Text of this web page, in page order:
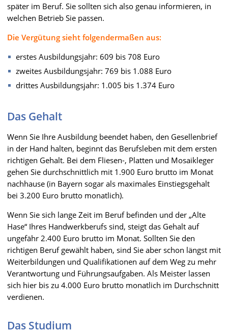
später im Beruf. Sie sollten sich also genau informieren, in
welchen Betrieb Sie passen.
Die Vergütung sieht folgendermaßen aus:
erstes Ausbildungsjahr: 609 bis 708 Euro
zweites Ausbildungsjahr: 769 bis 1.088 Euro
drittes Ausbildungsjahr: 1.005 bis 1.374 Euro
Das Gehalt
Wenn Sie Ihre Ausbildung beendet haben, den Gesellenbrief
in der Hand halten, beginnt das Berufsleben mit dem ersten
richtigen Gehalt. Bei dem Fliesen-, Platten und Mosaikleger
gehen Sie durchschnittlich mit 1.900 Euro brutto im Monat
nachhause (in Bayern sogar als maximales Einstiegsgehalt
bei 3.200 Euro brutto monatlich).
Wenn Sie sich lange Zeit im Beruf befinden und der „Alte
Hase“ Ihres Handwerkberufs sind, steigt das Gehalt auf
ungefähr 2.400 Euro brutto im Monat. Sollten Sie den
richtigen Beruf gewählt haben, sind Sie aber schon längst mit
Weiterbildungen und Qualifikationen auf dem Weg zu mehr
Verantwortung und Führungsaufgaben. Als Meister lassen
sich hier bis zu 4.000 Euro brutto monatlich im Durchschnitt
verdienen.
Das Studium